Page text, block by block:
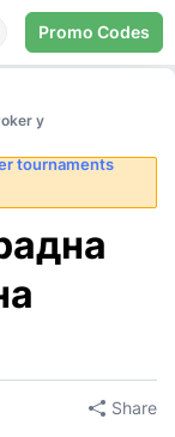
Promo Codes
у
tournaments
Share